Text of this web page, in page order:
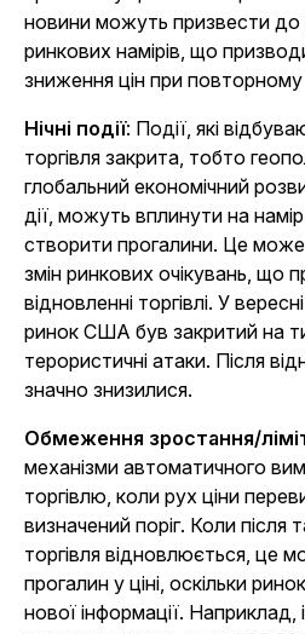
новини можуть призвести до
ринкових намірів, що
зниження цін при повторному
Нічні події: Події, які
торгівля закрита, тобто
глобальний економічний
дії, можуть вплинути на
створити прогалини. Це
змін ринкових очікувань, що
відновленні торгівлі. У
ринок США був закритий на
терористичні атаки. Після
значно знизилися.
Обмеження зростання/
механізми автоматичного
торгівлю, коли рух ціни
визначений поріг. Коли після
торгівля відновлюється, це
прогалин у ціні, оскільки
нової інформації. Наприклад,